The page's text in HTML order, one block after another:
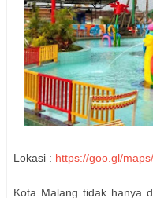
Lokasi : https://goo.gl/
Kota Malang tidak hanya